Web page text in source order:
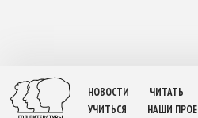
НОВОСТИ ЧИТАТЬ
УЧИТЬСЯ
НАШИ